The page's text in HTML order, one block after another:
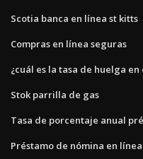
Scotia banca en línea st kitts
Compras en línea seguras
¿cuál es la tasa de huelga en
Stok parrilla de gas
Tasa de porcentaje anual
Préstamo de nómina en